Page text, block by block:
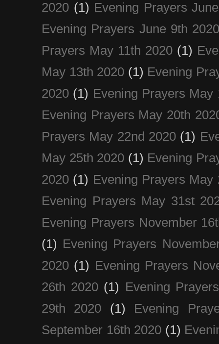
2020 (1) Evening Prayers
Evening Prayers June 9th
Prayers May 11th 2020 (1)
May 13th 2020 (1) Evening
2020 (1) Evening Prayers May
Evening Prayers May 20th
Prayers May 22nd 2020 (1)
May 25th 2020 (1) Evening
2020 (1) Evening Prayers May
Evening Prayers May 31st
Evening Prayers November
(1) Evening Prayers
2020 (1) Evening Prayers
26th 2020 (1) Evening
29th 2020
(1)
Evening
September 16th 2020 (1)